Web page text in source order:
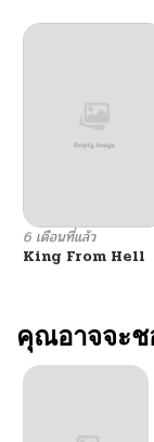
6 เดือนที่แล้ว
King From Hell
คุณอาจจะ